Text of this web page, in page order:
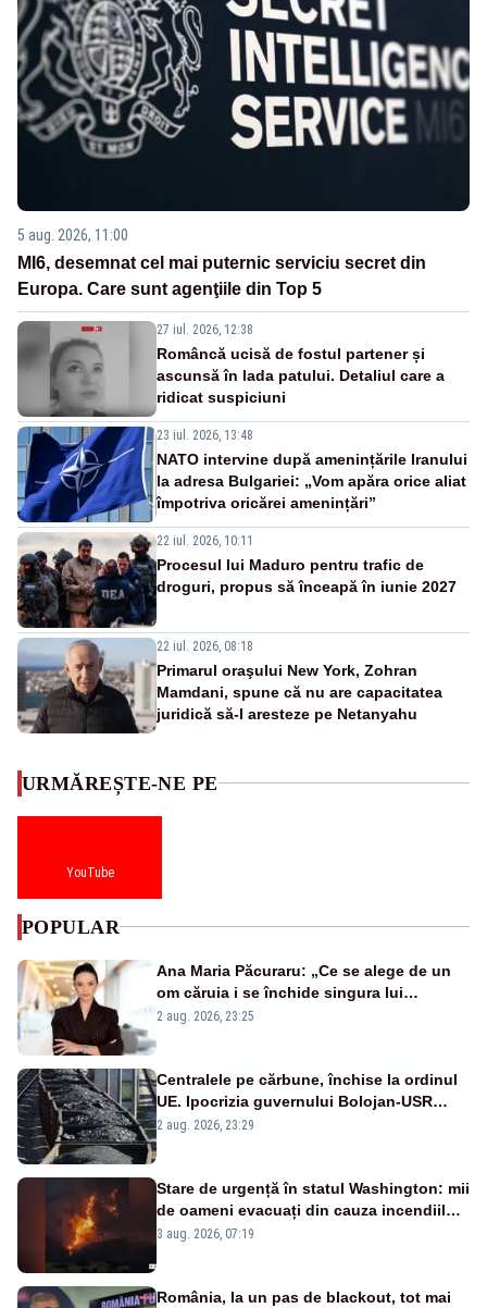
5 aug. 2026, 11:00
MI6, desemnat cel mai puternic serviciu secret din
Europa. Care sunt agenţiile din Top 5
27 iul. 2026, 12:38
Româncă ucisă de fostul partener și
ascunsă în lada patului. Detaliul care a
ridicat suspiciuni
23 iul. 2026, 13:48
NATO intervine după amenințările Iranului
la adresa Bulgariei: „Vom apăra orice aliat
împotriva oricărei amenințări”
22 iul. 2026, 10:11
Procesul lui Maduro pentru trafic de
droguri, propus să înceapă în iunie 2027
22 iul. 2026, 08:18
Primarul oraşului New York, Zohran
Mamdani, spune că nu are capacitatea
juridică să-l aresteze pe Netanyahu
URMĂREȘTE-NE PE
YouTube
POPULAR
Ana Maria Păcuraru: „Ce se alege de un
om căruia i se închide singura lui
portiță?”
2 aug. 2026, 23:25
Centralele pe cărbune, închise la ordinul
UE. Ipocrizia guvernului Bolojan-USR
după starea de alertă
2 aug. 2026, 23:29
Stare de urgență în statul Washington: mii
de oameni evacuați din cauza incendiilor
puternice de vegetație
3 aug. 2026, 07:19
România, la un pas de blackout, tot mai